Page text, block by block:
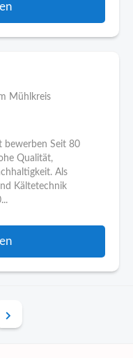
Mühlkreis
bewerben Seit 80
Qualität,
Als
Kältetechnik